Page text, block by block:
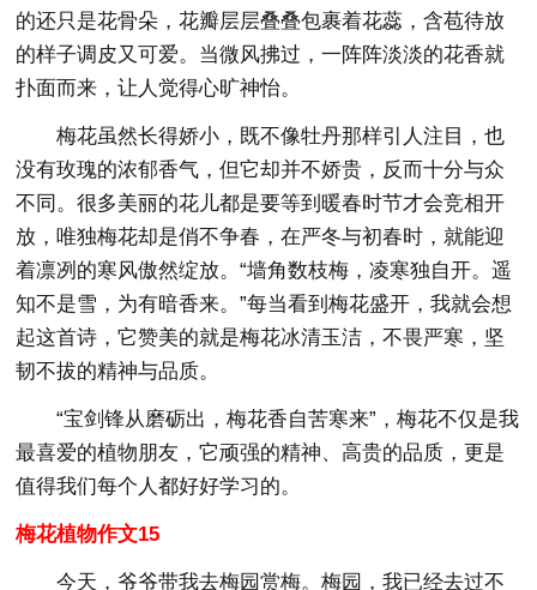
的还只是花骨朵，花瓣层层叠叠包裹着花蕊，含苞待放
的样子调皮又可爱。当微风拂过，一阵阵淡淡的花香就
扑面而来，让人觉得心旷神怡。
梅花虽然长得娇小，既不像牡丹那样引人注目，也
没有玫瑰的浓郁香气，但它却并不娇贵，反而十分与众
不同。很多美丽的花儿都是要等到暖春时节才会竞相开
放，唯独梅花却是俏不争春，在严冬与初春时，就能迎
着凛冽的寒风傲然绽放。“墙角数枝梅，凌寒独自开。遥
知不是雪，为有暗香来。”每当看到梅花盛开，我就会想
起这首诗，它赞美的就是梅花冰清玉洁，不畏严寒，坚
韧不拔的精神与品质。
“宝剑锋从磨砺出，梅花香自苦寒来”，梅花不仅是我
最喜爱的植物朋友，它顽强的精神、高贵的品质，更是
值得我们每个人都好好学习的。
梅花植物作文15
今天，爷爷带我去梅园赏梅。梅园，我已经去过不